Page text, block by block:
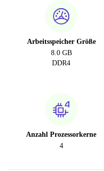
Arbeitsspeicher Größe
8.0 GB
DDR4
Anzahl Prozessorkerne
4